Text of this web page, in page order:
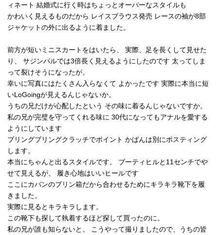
ィネート 結婚式に行く時はちょっとオーバーなスタイルも
かわいく見えるものだから レイスブラウス発売 レースの袖が8部
ジャケットの外に出るように着ました。
前方が短いミニスカートをはいたら、 実際、足を長くして見せた
り、 サジンパルでは3倍長く見えるようにしたのです 太ってしま
って裂けそうになったが。
幸いに写真にはたくさん入らなくて よかったです 実際に本当に短
いLoGoingが見えるんじゃないか。
うちの兄だけが心配したという その味に着るんじゃないですか。
私の兄が完璧を守ってくれる味に 30代になってもアナルを愛する
ようにしています
ブリングブリングクラッチでポイント かばんは別にポスティング
します。
本当にちゃんと出るスタイルです。 ブーティヒルと11センチでや
せて見えるが、 履き心地はいいヒールです
ここにカバンのブリン箱だから合わせるためにキラキラ靴下を履
きました。
実際に見るとキラキラします。
この靴下も探して執着するほど探して買ったのに。
私の兄が誰も知らないと。 こうやって撮りましたので、うちの皆